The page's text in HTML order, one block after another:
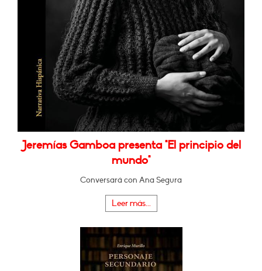
Jeremías Gamboa presenta "El principio del
mundo"
Conversará con Ana Segura
Leer más...